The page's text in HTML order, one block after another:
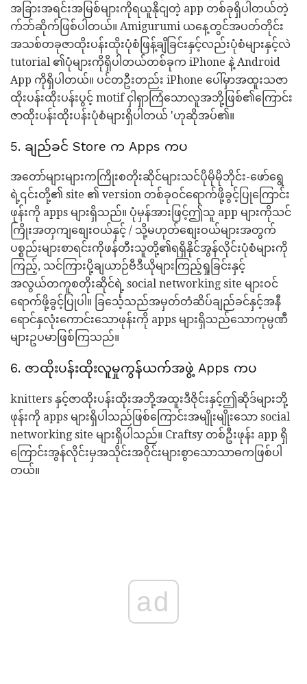
အခြားအရင်းအမြစ်များကိုရယူနိုငျတဲ့ app တစ်ခုရှိပါတယ်တဲ့
က်ဘ်ဆိုက်ဖြစ်ပါတယ်။ Amigurumi ယနေ့တွင်အပတ်တိုင်း
အသစ်တခုဇာထိုးပန်းထိုးပုံစံဖြန့်ချိခြင်းနှင့်လည်းပုံစံများနှင့်လဲ
tutorial ၏ပုံများကိုရှိပါတယ်တစ်ခုက iPhone နဲ့ Android
App ကိုရှိပါတယ်။ ပင်တဦးတည်း iPhone ပေါ်မှာအထူးသဇာ
ထိုးပန်းထိုးပန်းပွင့် motif ငှါရှာကြံသောလူအဘို့ဖြစ်၏ကြောင်း
ဇာထိုးပန်းထိုးပန်းပုံစံများရှိပါတယ် 'ဟုဆိုအပ်၏။
5. ချည်ခင် Store က Apps ကပ
အတော်များများကကြိုးစတိုးဆိုင်များသင်ပိုမိုမိုဘိုင်း-ဖော်ရွေ
ရဲ့၎င်းတို့၏ site ၏ version တစ်ခုဝင်ရောက်ဖို့ခွင့်ပြုကြောင်း
ဖုန်းကို apps များရှိသည်။ ပုံမှန်အားဖြင့်ဤသူ app များကိုသင်
ကြိုးအတှကျစျေးဝယ်နှင့် / သို့မဟုတ်စျေးဝယ်များအတွက်
ပစ္စည်းများစာရင်းကိုဖန်တီးသူတို့၏ရရှိနိုင်အွန်လိုင်းပုံစံများကို
ကြည့်, သင်ကြားပို့ချယာဉ်ဗီဒီယိုများကြည့်ရှုခြင်းနှင့်
အလွယ်တကူစတိုးဆိုင်ရဲ့ social networking site များဝင်
ရောက်ဖို့ခွင့်ပြုပါ။ ခြင်္သေ့သည်အမှတ်တံဆိပ်ချည်ခင်နှင့်အနီ
ရောင်နှလုံးကောင်းသောဖုန်းကို apps များရှိသည်သောကုမ္ပဏီ
များဥပမာဖြစ်ကြသည်။
6. ဇာထိုးပန်းထိုးလူမှုကွန်ယက်အဖွဲ့ Apps ကပ
knitters နှင့်ဇာထိုးပန်းထိုးအဘို့အထူးဒီဇိုင်းနှင့်ဤဆိုဒ်များဘို့
ဖုန်းကို apps များရှိပါသည်ဖြစ်ကြောင်းအမျိုးမျိုးသော social
networking site များရှိပါသည်။ Craftsy တစ်ဦးဖုန်း app ရှိ
ကြောင်းအွန်လိုင်းမှအသိုင်းအဝိုင်းများစွာသောသာဓကဖြစ်ပါ
တယ်။
ad